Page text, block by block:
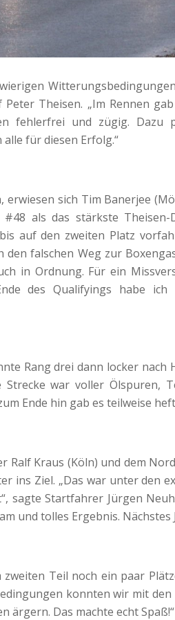
Peter Theisen. „Im Rennen
fehlerfrei und zügig. Dazu
alle für diesen Erfolg.“
erwiesen sich Tim Banerjee
als das stärkste
auf den zweiten Platz
den falschen Weg zur
in Ordnung. Für ein
des Qualifyings habe ich
Rang drei dann locker nach
war voller Ölspuren,
Ende hin gab es teilweise
Ralf Kraus (Köln) und dem
ins Ziel. „Das war unter den
sagte Startfahrer Jürgen
und tolles Ergebnis. Nächstes
Teil noch ein paar
konnten wir mit
ärgern. Das machte echt Spaß!“